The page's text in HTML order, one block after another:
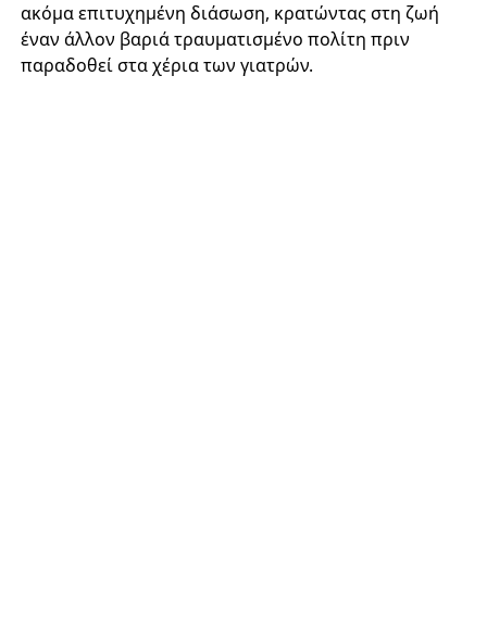
ακόμα επιτυχημένη διάσωση, κρατώντας στη ζωή
έναν άλλον βαριά τραυματισμένο πολίτη πριν
παραδοθεί στα χέρια των γιατρών.